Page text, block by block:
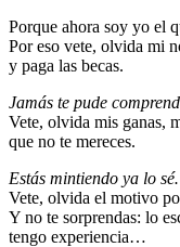
Porque ahora soy yo el
Por eso vete, olvida mi
y paga las becas.
Jamás te pude
Vete, olvida mis ganas,
que no te mereces.
Estás mintiendo ya lo
Vete, olvida el motivo
Y no te sorprendas: lo
tengo experiencia…